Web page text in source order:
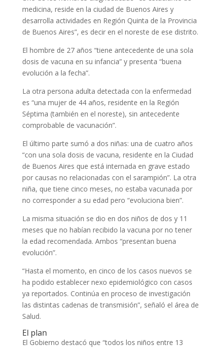
medicina, reside en la ciudad de Buenos Aires y
desarrolla actividades en Región Quinta de la Provincia
de Buenos Aires”, es decir en el noreste de ese distrito.
El hombre de 27 años “tiene antecedente de una sola
dosis de vacuna en su infancia” y presenta “buena
evolución a la fecha”.
La otra persona adulta detectada con la enfermedad
es “una mujer de 44 años, residente en la Región
Séptima (también en el noreste), sin antecedente
comprobable de vacunación”.
El último parte sumó a dos niñas: una de cuatro años
“con una sola dosis de vacuna, residente en la Ciudad
de Buenos Aires que está internada en grave estado
por causas no relacionadas con el sarampión”. La otra
niña, que tiene cinco meses, no estaba vacunada por
no corresponder a su edad pero “evoluciona bien”.
La misma situación se dio en dos niños de dos y 11
meses que no habían recibido la vacuna por no tener
la edad recomendada. Ambos “presentan buena
evolución”.
“Hasta el momento, en cinco de los casos nuevos se
ha podido establecer nexo epidemiológico con casos
ya reportados. Continúa en proceso de investigación
las distintas cadenas de transmisión”, señaló el área de
Salud.
El plan
El Gobierno destacó que “todos los niños entre 13